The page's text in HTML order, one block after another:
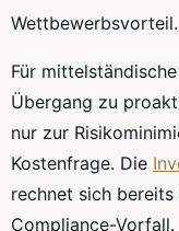
Wettbewerbsvorteil.
Für
Übergang zu
nur zur
Kostenfrage. Die
rechnet sich
Compliance-Vorfall.